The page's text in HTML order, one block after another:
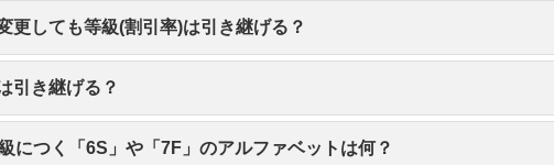
更しても等級(割引率)は引き継げる？
引き継げる？
につく「6S」や「7F」のアルファベットは何？